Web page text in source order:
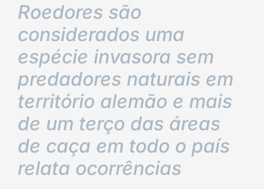
Roedores são
considerados uma
espécie invasora sem
predadores naturais em
território alemão e mais
de um terço das áreas
de caça em todo o país
relata ocorrências